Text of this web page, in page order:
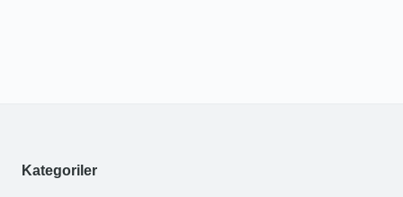
Kategoriler